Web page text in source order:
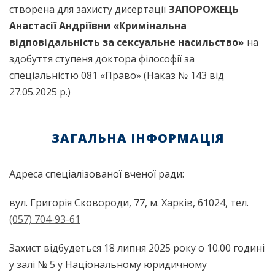
створена для захисту дисертації ЗАПОРОЖЕЦЬ
Анастасії Андріївни «Кримінальна
відповідальність за сексуальне насильство» на
здобуття ступеня доктора філософії за
спеціальністю 081 «Право» (Наказ № 143 від
27.05.2025 р.)
ЗАГАЛЬНА ІНФОРМАЦІЯ
Адреса спеціалізованої вченої ради:
вул. Григорія Сковороди, 77, м. Харків, 61024, тел.
(057) 704-93-61
Захист відбудеться 18 липня 2025 року о 10.00 годині
у залі № 5 у Національному юридичному